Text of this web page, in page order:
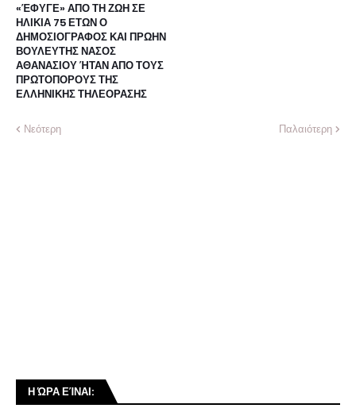
«ΈΦΥΓΕ» ΑΠΟ ΤΗ ΖΩΗ ΣΕ
ΗΛΙΚΙΑ 75 ΕΤΩΝ Ο
ΔΗΜΟΣΙΟΓΡΑΦΟΣ ΚΑΙ ΠΡΩΗΝ
ΒΟΥΛΕΥΤΗΣ ΝΑΣΟΣ
ΑΘΑΝΑΣΙΟΥ ΉΤΑΝ ΑΠΟ ΤΟΥΣ
ΠΡΩΤΟΠΟΡΟΥΣ ΤΗΣ
ΕΛΛΗΝΙΚΗΣ ΤΗΛΕΟΡΑΣΗΣ
Νεότερη Παλαιότερη
Η ΏΡΑ ΕΊΝΑΙ: